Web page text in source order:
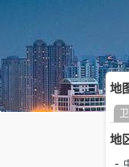
地
地